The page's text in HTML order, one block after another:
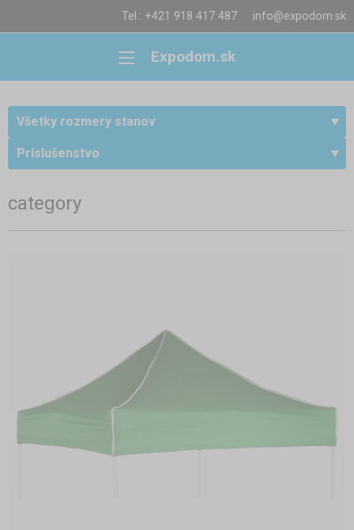
Tel.: +421 918 417 487 info@expodom.sk
Expodom.sk
Všetky rozmery stanov
Príslušenstvo
category